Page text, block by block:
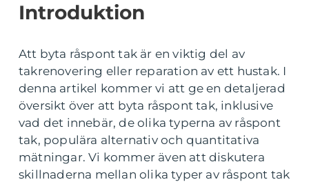
Introduktion
Att byta råspont tak är en viktig del av
takrenovering eller reparation av ett hustak. I
denna artikel kommer vi att ge en detaljerad
översikt över att byta råspont tak, inklusive
vad det innebär, de olika typerna av råspont
tak, populära alternativ och quantitativa
mätningar. Vi kommer även att diskutera
skillnaderna mellan olika typer av råspont tak